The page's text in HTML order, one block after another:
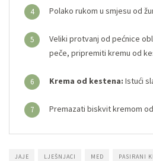
4 Polako rukom u smjesu od
5
Veliki protvanj od pećnice
peče, pripremiti kremu od
6 Krema od kestena: Istući
7 Premazati biskvit kremom
JAJE LJEŠNJACI MED PASIRANI